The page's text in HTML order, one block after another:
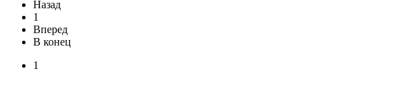
Назад
1
Вперед
В конец
1